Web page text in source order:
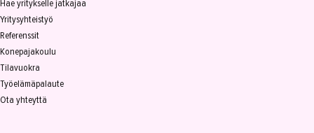
Hae yritykselle jatkajaa
Yritysyhteistyö
Referenssit
Konepajakoulu
Tilavuokra
Työelämäpalaute
Ota yhteyttä